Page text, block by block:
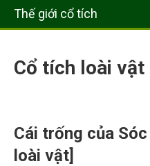
Thế giới cổ tích
Cổ tích loài vật
Cái trống của
loài vật]